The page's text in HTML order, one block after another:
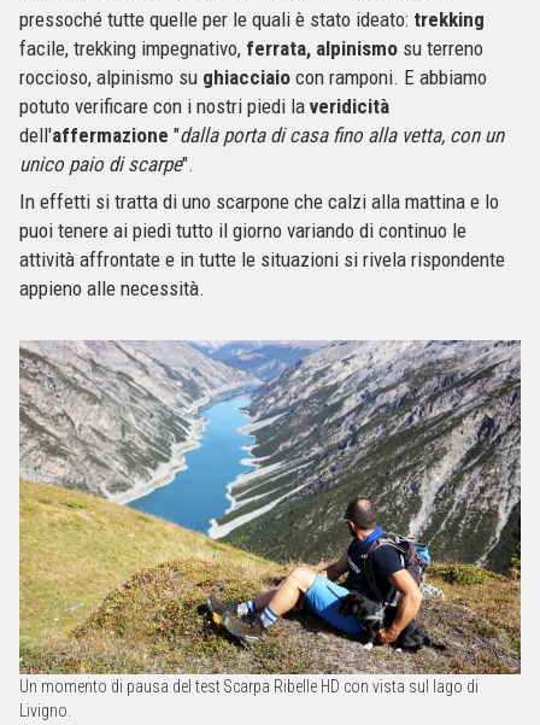
pressoché tutte quelle per le quali è stato ideato: trekking
facile, trekking impegnativo, ferrata, alpinismo su terreno
roccioso, alpinismo su ghiacciaio con ramponi. E abbiamo
potuto verificare con i nostri piedi la veridicità
dell'affermazione "dalla porta di casa fino alla vetta, con un
unico paio di scarpe".
In effetti si tratta di uno scarpone che calzi alla mattina e lo
puoi tenere ai piedi tutto il giorno variando di continuo le
attività affrontate e in tutte le situazioni si rivela rispondente
appieno alle necessità.
Un momento di pausa del test Scarpa Ribelle HD con vista sul lago di
Livigno.